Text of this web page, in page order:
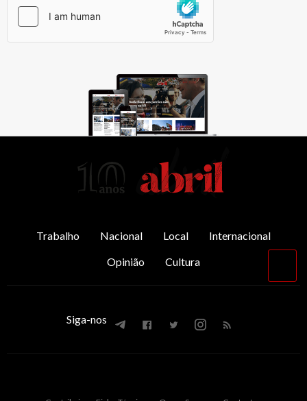
Trabalho Nacional Local
Internacional
Opinião
Cultura
Siga-nos